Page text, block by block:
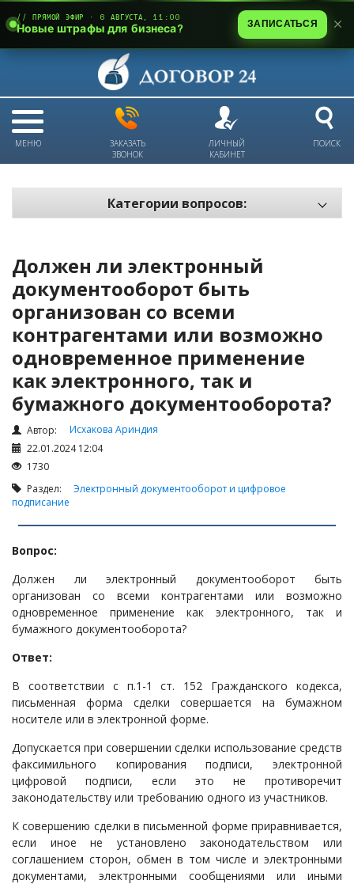
МЕНЮ
ЗАКАЗАТЬ
ЗВОНОК
ЛИЧНЫЙ
КАБИНЕТ
ПОИСК
Категории вопросов:
Техника безопасности и охрана труда
Антикризис: трудовые отношения
Антикризис: долги и обязательства
Налоги и Налогообложение
Трудовые отношения
Корпоративные отношения
Договоры
Интернет и право
Возмещение ущерба
Взыскание долга
Государственные закупки
Предварительный квалификационный отбор «Самрук-
Қазына» (ПКО)
Некоммерческие организации
Исполнительное производство
Судопроизводство
Ответы государственных органов
Должен ли электронный
документооборот быть
организован со всеми
контрагентами или возможно
одновременное применение
как электронного, так и
бумажного документооборота?
Автор:
Исхакова Ариндия
22.01.2024 12:04
1730
Раздел: Электронный документооборот и цифровое
подписание
Вопрос:
Должен ли электронный документооборот быть
организован со всеми контрагентами или возможно
одновременное применение как электронного, так и
бумажного документооборота?
Ответ:
В соответствии с п.1-1 ст. 152 Гражданского кодекса,
письменная форма сделки совершается на бумажном
носителе или в электронной форме.
Допускается при совершении сделки использование средств
факсимильного копирования подписи, электронной
цифровой подписи, если это не противоречит
законодательству или требованию одного из участников.
К совершению сделки в письменной форме приравнивается,
если иное не установлено законодательством или
соглашением сторон, обмен в том числе и электронными
документами, электронными сообщениями или иными
// ПРЯМОЙ ЭФИР · 6 АВГУСТА, 11:00
Новые штрафы для бизнеса? ЗАПИСАТЬСЯ